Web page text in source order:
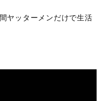
ヤッターメンだけで生活